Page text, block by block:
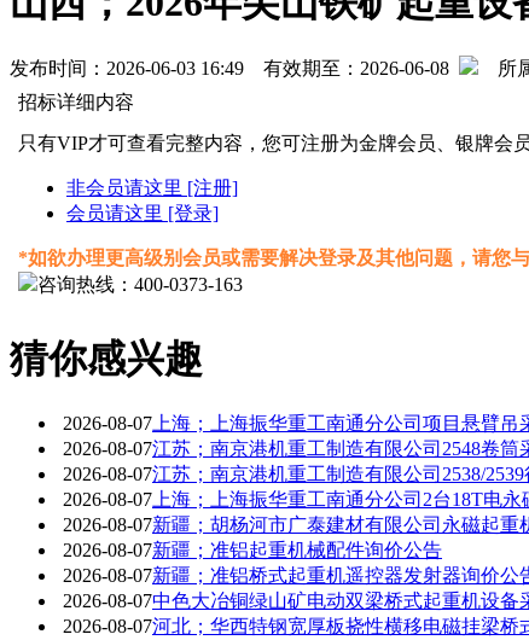
发布时间：2026-06-03 16:49 有效期至：2026-06-08 所
招标详细内容
只有VIP才可查看完整内容，您可注册为金牌会员、银牌会
非会员请这里 [注册]
会员请这里 [登录]
*如欲办理更高级别会员或需要解决登录及其他问题，请您
咨询热线：400-0373-163
猜你感兴趣
2026-08-07 上海；上海振华重工南通分公司项目悬臂吊
2026-08-07江苏；南京港机重工制造有限公司2548卷筒
2026-08-07江苏；南京港机重工制造有限公司2538/
2026-08-07 上海；上海振华重工南通分公司2台18T电永
2026-08-07新疆；胡杨河市广泰建材有限公司永磁起重
2026-08-07新疆；准铝起重机械配件询价公告
2026-08-07新疆；准铝桥式起重机遥控器发射器询价公
2026-08-07中色大冶铜绿山矿电动双梁桥式起重机设备
2026-08-07河北；华西特钢宽厚板挠性横移电磁挂梁桥